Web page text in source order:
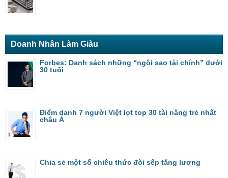
Doanh Nhân Làm Giàu
Forbes: Danh sách những “ngôi sao tài chính” dưới
30 tuổi
Điểm danh 7 người Việt lọt top 30 tài năng trẻ nhất
châu Á
Chia sẻ một số chiêu thức đòi sếp tăng lương